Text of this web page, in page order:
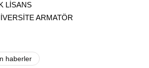
LİSANS
ARMATÖR
haberler